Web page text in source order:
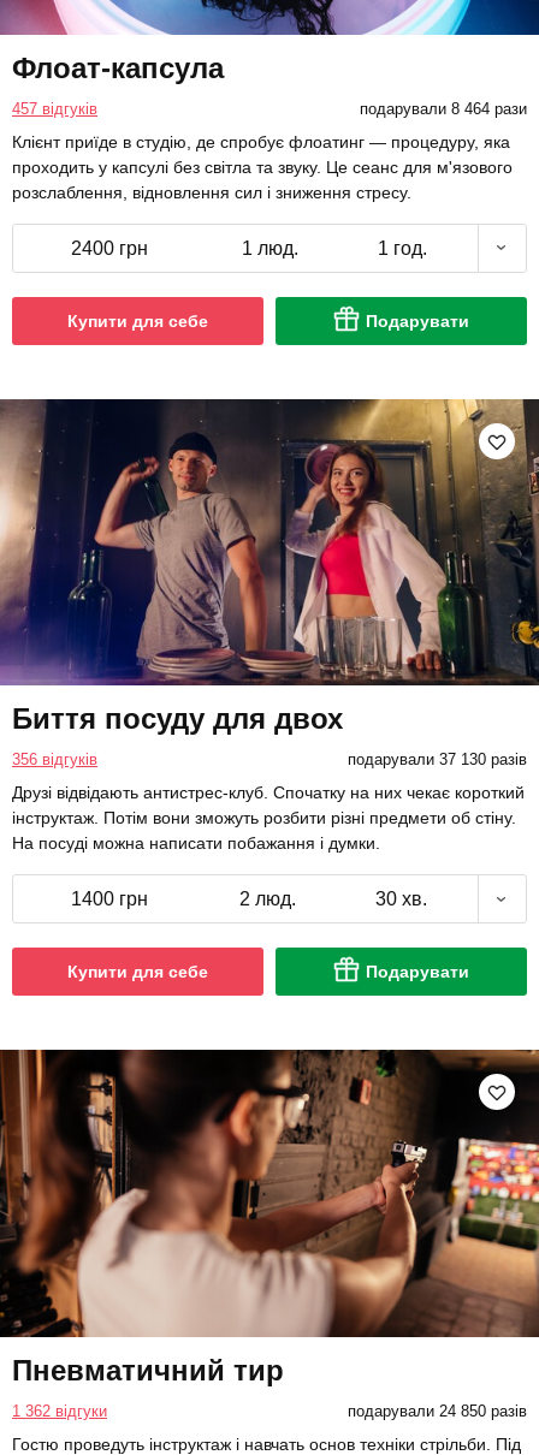
Флоат-капсула
457 відгуків подарували 8 464 рази
Клієнт приїде в студію, де спробує флоатинг — процедуру, яка
проходить у капсулі без світла та звуку. Це сеанс для м'язового
розслаблення, відновлення сил і зниження стресу.
2400 грн 1 люд. 1 год.
Купити для себе Подарувати
Биття посуду для двох
356 відгуків подарували 37 130 разів
Друзі відвідають антистрес-клуб. Спочатку на них чекає короткий
інструктаж. Потім вони зможуть розбити різні предмети об стіну.
На посуді можна написати побажання і думки.
1400 грн 2 люд. 30 хв.
Купити для себе Подарувати
Пневматичний тир
1 362 відгуки подарували 24 850 разів
Гостю проведуть інструктаж і навчать основ техніки стрільби. Під